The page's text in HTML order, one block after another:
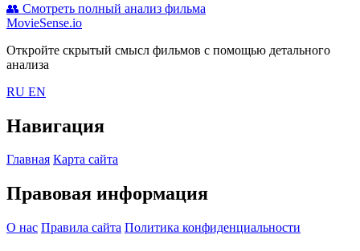
👥 Смотреть полный анализ фильма
MovieSense.io
Откройте скрытый смысл фильмов с помощью детального
анализа
RU EN
Навигация
Главная Карта сайта
Правовая информация
О нас Правила сайта Политика конфиденциальности